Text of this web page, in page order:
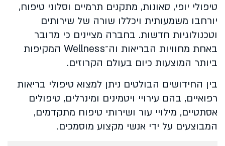
טיפולי יופי, סאונות, מתקנים תרמיים וסלוני טיפוח,
יורחבו משמעותית ויכללו שורה של שירותים
וטכנולוגיות חדשות. בחברה מציינים כי מדובר
באחת מחוויות הבריאות וה־Wellness המקיפות
ביותר המוצעות כיום בעולם הקרוזים.
בין החידושים הבולטים ניתן למצוא טיפולי בריאות
רפואיים, בהם עירויי ויטמינים ומינרלים, טיפולים
אסתטיים, מילויי עור ושירותי טיפוח מתקדמים,
המבוצעים על ידי אנשי מקצוע מוסמכים.